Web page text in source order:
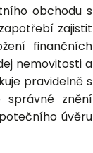
obchodu s
zajistit
finančních
nemovitosti a
pravidelně s
správné znění
úvěru